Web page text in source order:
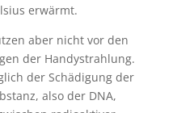
erwärmt.
aber nicht vor den
der Handystrahlung.
der Schädigung der
also der DNA,